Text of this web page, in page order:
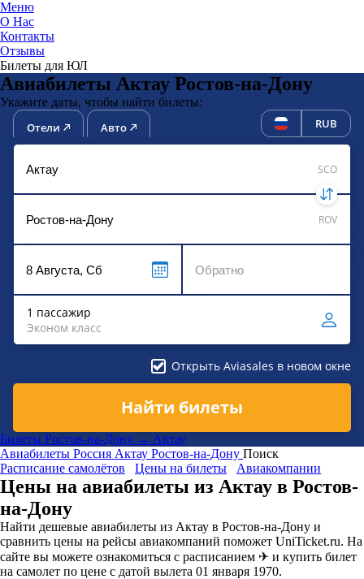
Меню
О Нас
Контакты
Отзывы
Билеты для ЮЛ
Авиабилеты Актау Ростов-на-Дону
Укажите даты, чтобы найти билеты:
Отели Авто RUB
SCO
ROV
1 пассажир
Эконом класс
Открыть Aviasales в новом окне
Найти билеты
Билеты Ростов-на-Дону → Актау
Авиабилеты Россия Актау Ростов-на-Дону Поиск
Расписание самолётов
Цены на билеты Авиакомпании
Цены на авиабилеты из Актау в Ростов-
на-Дону
Найти дешевые авиабилеты из Актау в Ростов-на-Дону и
сравнить цены на рейсы авиакомпаний поможет UniTicket.ru. На
сайте вы можете ознакомиться с расписанием ✈ и купить билет
на самолет по цене с датой вылета 01 января 1970.